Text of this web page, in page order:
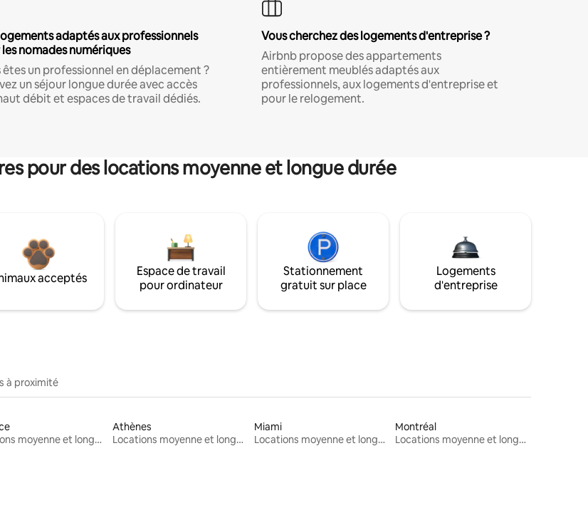
adaptés aux professionnels
nomades numériques
êtes un professionnel en déplacement ?
un séjour longue durée avec accès
débit et espaces de travail dédiés.
Vous cherchez des logements d'entreprise ?
Airbnb propose des appartements
entièrement meublés adaptés aux
professionnels, aux logements d'entreprise et
pour le relogement.
pour des locations moyenne et longue durée
acceptés
Espace de travail
pour ordinateur
Stationnement
gratuit sur place
Logements
d'entreprise
à proximité
Locations moyenne et longue durée
Athènes
Locations moyenne et longue durée
Miami
Locations moyenne et longue durée
Montréal
Locations moyenne et longue durée